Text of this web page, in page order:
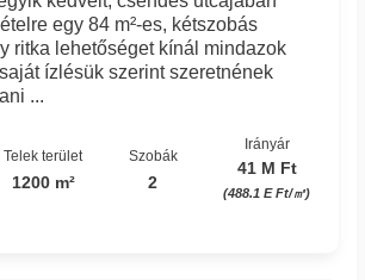
egy 84 m²-es, kétszobás
ritka lehetőséget kínál mindazok
ízlésük szerint szeretnének
...
Telek terület
1200 m²
Szobák
2
Irányár
41 M Ft
(488.1 E Ft/㎡)